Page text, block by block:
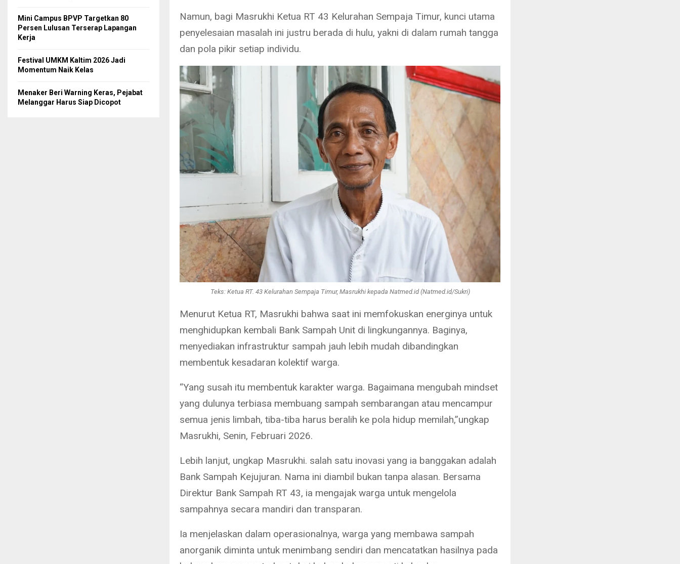
Namun, bagi Masrukhi Ketua RT 43 Kelurahan Sempaja Timur, kunci utama
penyelesaian masalah ini justru berada di hulu, yakni di dalam rumah tangga
dan pola pikir setiap individu.
Teks: Ketua RT. 43 Kelurahan Sempaja Timur, Masrukhi kepada Natmed.id (Natmed.id/Sukri)
Menurut Ketua RT, Masrukhi bahwa saat ini memfokuskan energinya untuk
menghidupkan kembali Bank Sampah Unit di lingkungannya. Baginya,
menyediakan infrastruktur sampah jauh lebih mudah dibandingkan
membentuk kesadaran kolektif warga.
“Yang susah itu membentuk karakter warga. Bagaimana mengubah mindset
yang dulunya terbiasa membuang sampah sembarangan atau mencampur
semua jenis limbah, tiba-tiba harus beralih ke pola hidup memilah,”ungkap
Masrukhi, Senin, Februari 2026.
Lebih lanjut, ungkap Masrukhi. salah satu inovasi yang ia banggakan adalah
Bank Sampah Kejujuran. Nama ini diambil bukan tanpa alasan. Bersama
Direktur Bank Sampah RT 43, ia mengajak warga untuk mengelola
sampahnya secara mandiri dan transparan.
Ia menjelaskan dalam operasionalnya, warga yang membawa sampah
anorganik diminta untuk menimbang sendiri dan mencatatkan hasilnya pada
Mini Campus BPVP Targetkan 80
Persen Lulusan Terserap Lapangan
Kerja
Festival UMKM Kaltim 2026 Jadi
Momentum Naik Kelas
Menaker Beri Warning Keras, Pejabat
Melanggar Harus Siap Dicopot